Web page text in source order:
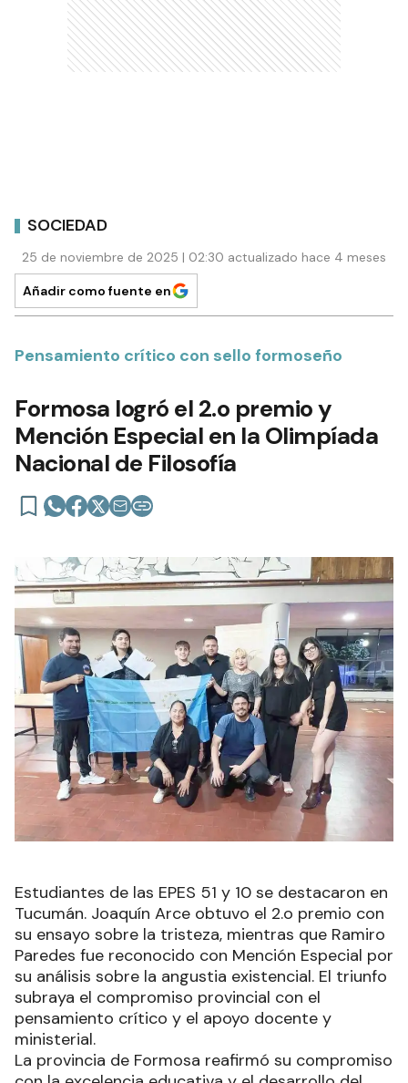
SOCIEDAD
25 de noviembre de 2025 | 02:30 actualizado hace 4 meses
Añadir como fuente en
Pensamiento crítico con sello formoseño
Formosa logró el 2.o premio y
Mención Especial en la Olimpíada
Nacional de Filosofía
Estudiantes de las EPES 51 y 10 se destacaron en
Tucumán. Joaquín Arce obtuvo el 2.o premio con
su ensayo sobre la tristeza, mientras que Ramiro
Paredes fue reconocido con Mención Especial por
su análisis sobre la angustia existencial. El triunfo
subraya el compromiso provincial con el
pensamiento crítico y el apoyo docente y
ministerial.
La provincia de Formosa reafirmó su compromiso